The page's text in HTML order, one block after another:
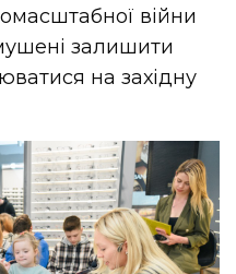
війни
залишити
на західну